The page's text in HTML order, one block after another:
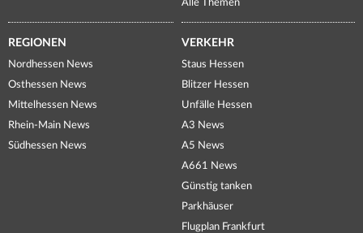
Alle Themen
REGIONEN
Nordhessen News
Osthessen News
Mittelhessen News
Rhein-Main News
Südhessen News
VERKEHR
Staus Hessen
Blitzer Hessen
Unfälle Hessen
A3 News
A5 News
A661 News
Günstig tanken
Parkhäuser
Flugplan Frankfurt